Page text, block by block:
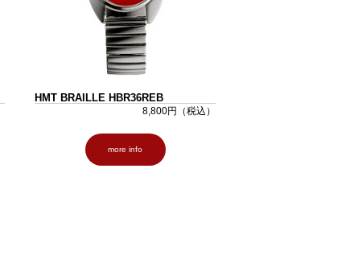
HMT BRAILLE HBR36REB
8,800円（税込）
more info